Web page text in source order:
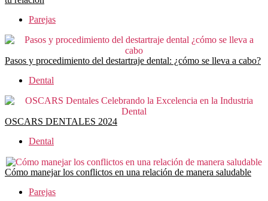
Parejas
Pasos y procedimiento del destartraje dental: ¿cómo se lleva a cabo?
Dental
OSCARS DENTALES 2024
Dental
Cómo manejar los conflictos en una relación de manera saludable
Parejas